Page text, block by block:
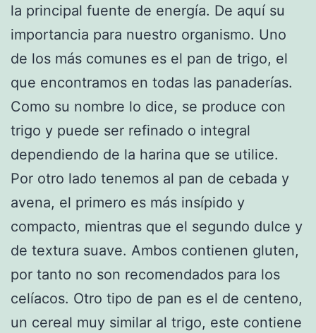
la principal fuente de energía. De aquí su
importancia para nuestro organismo. Uno
de los más comunes es el pan de trigo, el
que encontramos en todas las panaderías.
Como su nombre lo dice, se produce con
trigo y puede ser refinado o integral
dependiendo de la harina que se utilice.
Por otro lado tenemos al pan de cebada y
avena, el primero es más insípido y
compacto, mientras que el segundo dulce y
de textura suave. Ambos contienen gluten,
por tanto no son recomendados para los
celíacos. Otro tipo de pan es el de centeno,
un cereal muy similar al trigo, este contiene